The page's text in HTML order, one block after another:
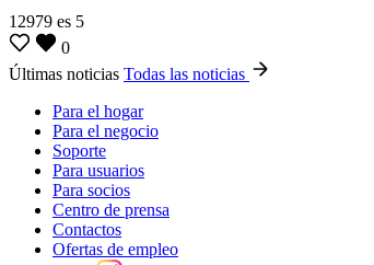
12979 es 5
0
Últimas noticias Todas las noticias
Para el hogar
Para el negocio
Soporte
Para usuarios
Para socios
Centro de prensa
Contactos
Ofertas de empleo